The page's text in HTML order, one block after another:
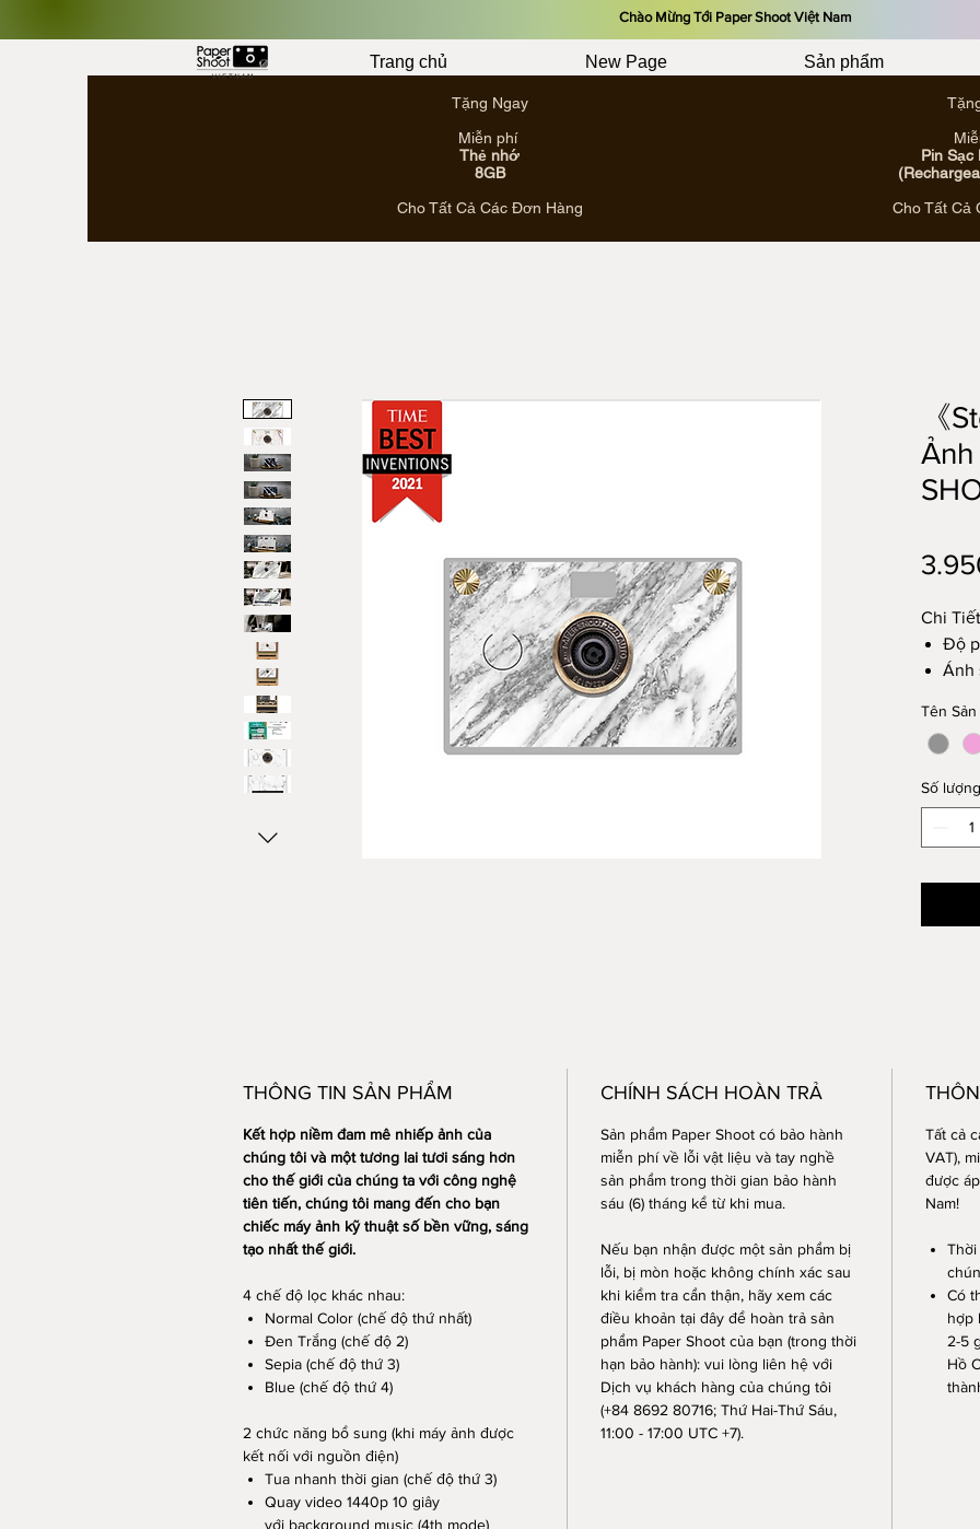
​Chào Mừng Tới Paper Shoot Việt Nam
Trang chủ New Page Sản phẩm
Tặng Ngay
Miễn phí
Thẻ nhớ
8GB
Cho Tất Cả Các Đơn Hàng
Pin Sạc
Cho Tất Cả
《
Ảnh
Chi
Độ
Ánh
Hỗ
4
Hệ
1
1
Kích
Độ
Tên Sản
Số lượng
THÔNG TIN SẢN PHẨM
Kết hợp niềm đam mê nhiếp ảnh của
chúng tôi và một tương lai tươi sáng hơn
cho thế giới của chúng ta với công nghệ
tiên tiến, chúng tôi mang đến cho bạn
chiếc máy ảnh kỹ thuật số bền vững, sáng
tạo nhất thế giới.
4 chế độ lọc khác nhau:
Normal Color (chế độ thứ nhất)
Đen Trắng (chế độ 2)
Sepia (chế độ thứ 3)
Blue (chế độ thứ 4)
2 chức năng bổ sung (khi máy ảnh được
kết nối với nguồn điện)
Tua nhanh thời gian (chế độ thứ 3)
Quay video 1440p 10 giây
với background music (4th mode)
CHÍNH SÁCH HOÀN TRẢ
Sản phẩm Paper Shoot có bảo hành
miễn phí về lỗi vật liệu và tay nghề
sản phẩm trong thời gian bảo hành
sáu (6) tháng kể từ khi mua.
Nếu bạn nhận được một sản phẩm bị
lỗi, bị mòn hoặc không chính xác sau
khi kiểm tra cẩn thận, hãy xem các
điều khoản tại đây để hoàn trả sản
phẩm Paper Shoot của bạn (trong thời
hạn bảo hành): vui lòng liên hệ với
Dịch vụ khách hàng của chúng tôi
(+84 8692 80716; Thứ Hai-Thứ Sáu,
11:00 - 17:00 UTC +7).
Tất cả
VAT),
được
Nam!
Có
hợp
2-5
Hồ